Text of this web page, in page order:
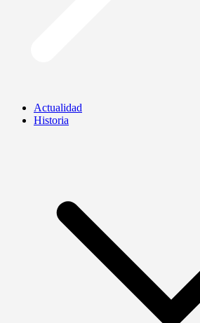
Actualidad
Historia